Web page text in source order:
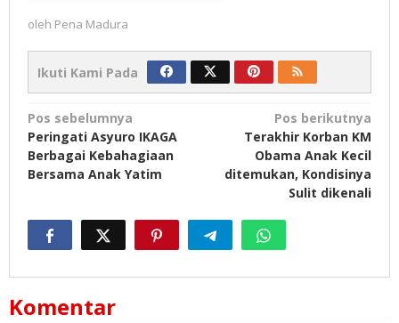
oleh Pena Madura
Ikuti Kami Pada
Navigasi
pos
Pos sebelumnya
Peringati Asyuro IKAGA
Berbagai Kebahagiaan
Bersama Anak Yatim
Pos berikutnya
Terakhir Korban KM
Obama Anak Kecil
ditemukan, Kondisinya
Sulit dikenali
Komentar